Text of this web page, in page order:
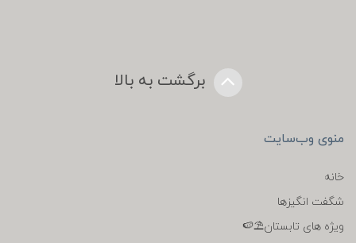
برگشت به بالا
منوی وب‌سایت
خانه
شگفت انگیزها
ویژه های تابستان⛱️🍉